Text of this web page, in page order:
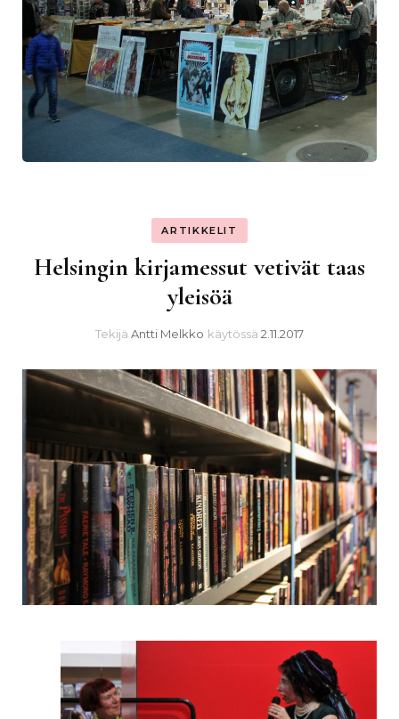
ARTIKKELIT
Helsingin kirjamessut vetivät taas
yleisöä
Tekijä Antti Melkko käytössä 2.11.2017